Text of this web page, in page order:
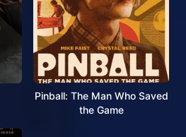
Pinball: The Man Who Saved
the Game